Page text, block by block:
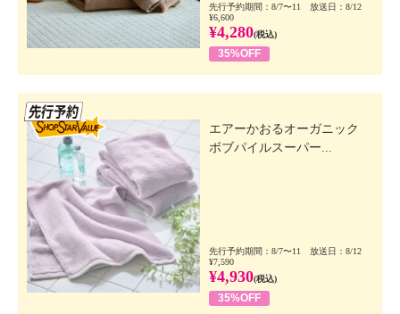
先行予約期間：8/7〜11 放送日：8/12
¥6,600
¥4,280(税込)
35%OFF
エアーかおるオーガニック
ボブパイルスーパー...
先行予約期間：8/7〜11 放送日：8/12
¥7,590
¥4,930(税込)
35%OFF